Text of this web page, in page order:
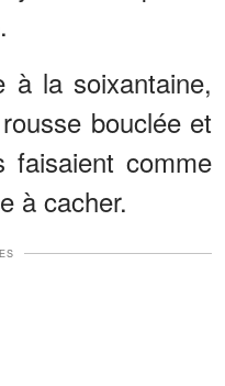
à la soixantaine,
bouclée et
comme
à cacher.